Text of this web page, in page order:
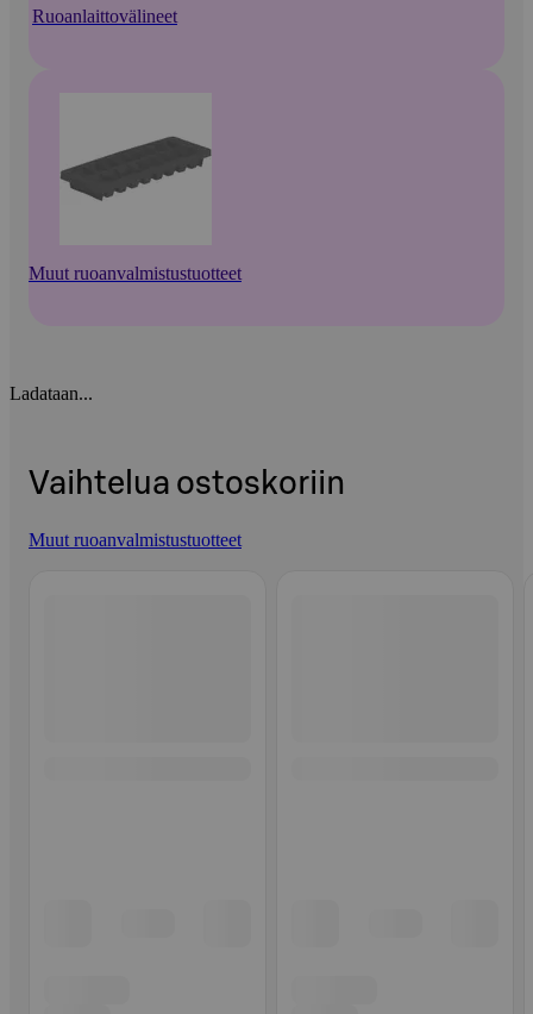
Ruoanlaittovälineet
Muut ruoanvalmistustuotteet
Ladataan...
Vaihtelua ostoskoriin
Muut ruoanvalmistustuotteet